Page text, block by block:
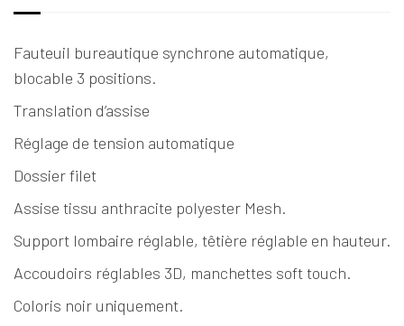
Fauteuil bureautique synchrone automatique,
blocable 3 positions.
Translation d’assise
Réglage de tension automatique
Dossier filet
Assise tissu anthracite polyester Mesh.
Support lombaire réglable, têtière réglable en hauteur.
Accoudoirs réglables 3D, manchettes soft touch.
Coloris noir uniquement.